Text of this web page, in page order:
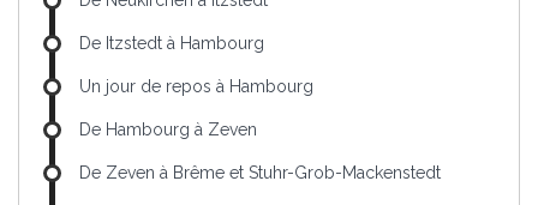
De Itzstedt à Hambourg
Un jour de repos à Hambourg
De Hambourg à Zeven
De Zeven à Brême et Stuhr-Grob-Mackenstedt